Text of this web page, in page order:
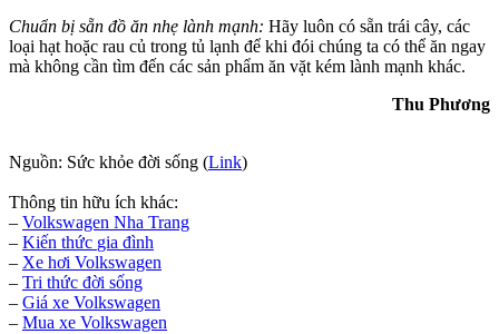
Chuẩn bị sẵn đồ ăn nhẹ lành mạnh: Hãy luôn có sẵn trái cây, các
loại hạt hoặc rau củ trong tủ lạnh để khi đói chúng ta có thể ăn ngay
mà không cần tìm đến các sản phẩm ăn vặt kém lành mạnh khác.
Thu Phương
Nguồn: Sức khỏe đời sống (Link)
Thông tin hữu ích khác:
– Volkswagen Nha Trang
– Kiến thức gia đình
– Xe hơi Volkswagen
– Tri thức đời sống
– Giá xe Volkswagen
– Mua xe Volkswagen